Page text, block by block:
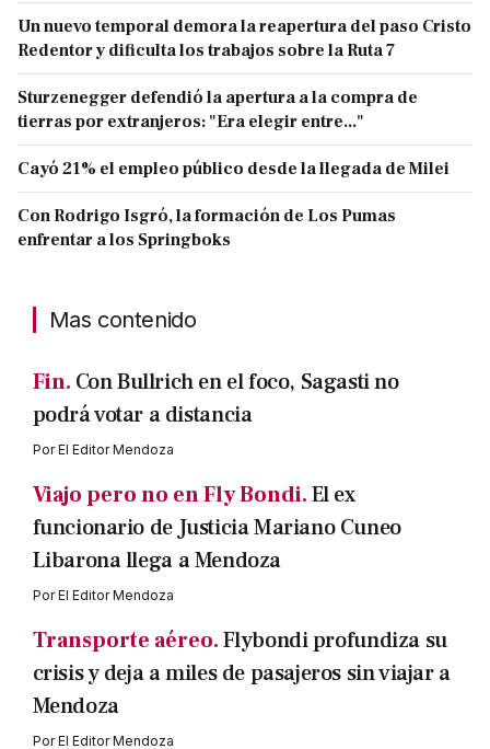
Un nuevo temporal demora la reapertura del paso Cristo
Redentor y dificulta los trabajos sobre la Ruta 7
Sturzenegger defendió la apertura a la compra de
tierras por extranjeros: "Era elegir entre..."
Cayó 21% el empleo público desde la llegada de Milei
Con Rodrigo Isgró, la formación de Los Pumas
enfrentar a los Springboks
Mas contenido
Fin. Con Bullrich en el foco, Sagasti no
podrá votar a distancia
PorEl Editor Mendoza
Viajo pero no en Fly Bondi.El ex
funcionario de Justicia Mariano Cuneo
Libarona llega a Mendoza
PorEl Editor Mendoza
Transporte aéreo.Flybondi profundiza su
crisis y deja a miles de pasajeros sin viajar a
Mendoza
PorEl Editor Mendoza